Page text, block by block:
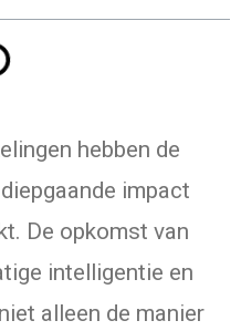
hebben de
impact
De opkomst van
intelligentie en
alleen de manier